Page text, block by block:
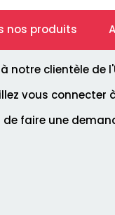
nos produits
clientèle de
vous connecter
faire une